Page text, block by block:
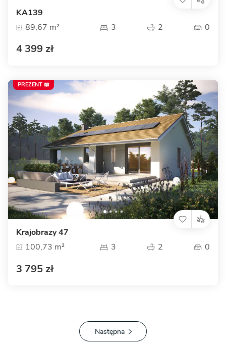
KA139
89,67 m²
3 2 0
4 399 zł
Krajobrazy 47
100,73 m²
3 2 0
3 795 zł
PREZENT 📖
Następna